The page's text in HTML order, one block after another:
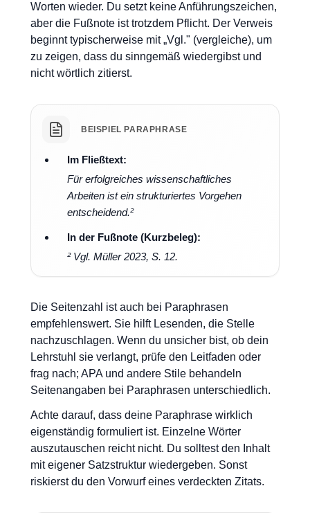
Worten wieder. Du setzt keine Anführungszeichen,
aber die Fußnote ist trotzdem Pflicht. Der Verweis
beginnt typischerweise mit „Vgl." (vergleiche), um
zu zeigen, dass du sinngemäß wiedergibst und
nicht wörtlich zitierst.
BEISPIEL PARAPHRASE
Im Fließtext:
Für erfolgreiches wissenschaftliches
Arbeiten ist ein strukturiertes Vorgehen
entscheidend.²
In der Fußnote (Kurzbeleg):
² Vgl. Müller 2023, S. 12.
Die Seitenzahl ist auch bei Paraphrasen
empfehlenswert. Sie hilft Lesenden, die Stelle
nachzuschlagen. Wenn du unsicher bist, ob dein
Lehrstuhl sie verlangt, prüfe den Leitfaden oder
frag nach; APA und andere Stile behandeln
Seitenangaben bei Paraphrasen unterschiedlich.
Achte darauf, dass deine Paraphrase wirklich
eigenständig formuliert ist. Einzelne Wörter
auszutauschen reicht nicht. Du solltest den Inhalt
mit eigener Satzstruktur wiedergeben. Sonst
riskierst du den Vorwurf eines verdeckten Zitats.